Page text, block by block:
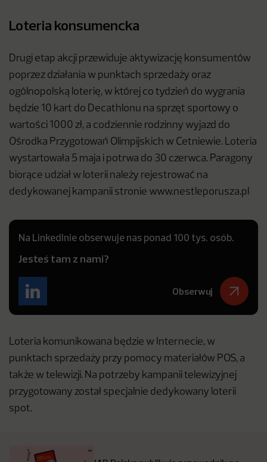
Loteria konsumencka
Drugi etap akcji przewiduje aktywizację konsumentów
poprzez działania w punktach sprzedaży oraz
ogólnopolską loterię, w której co tydzień do wygrania
będzie 10 kart do Decathlonu na sprzęt sportowy o
wartości 1000 zł, a codziennie rodzinny wyjazd do
Ośrodka Przygotowań Olimpijskich w Cetniewie. Loteria
wystartowała 5 maja i potrwa do 30 czerwca. Paragony
biorące udział w loterii należy rejestrować na
dedykowanej kampanii stronie www.nestleporusza.pl
Na LinkedInie obserwuje nas ponad 100 tys. osób.
Jesteś tam z nami?
Obserwuj
Loteria komunikowana będzie w Internecie, w
punktach sprzedaży przy pomocy materiałów POS, a
także w telewizji. Na potrzeby kampanii telewizyjnej
przygotowany został specjalnie dedykowany loterii
spot.